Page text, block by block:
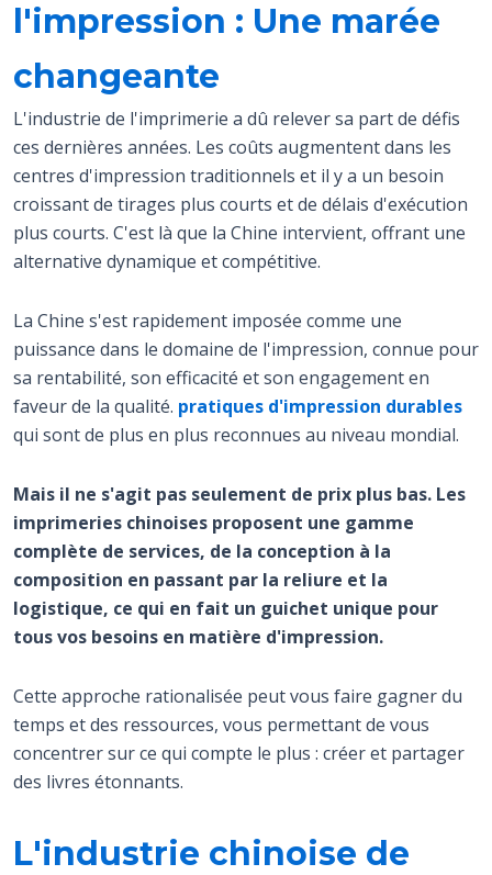
l'impression : Une marée
changeante
L'industrie de l'imprimerie a dû relever sa part de défis
ces dernières années. Les coûts augmentent dans les
centres d'impression traditionnels et il y a un besoin
croissant de tirages plus courts et de délais d'exécution
plus courts. C'est là que la Chine intervient, offrant une
alternative dynamique et compétitive.
La Chine s'est rapidement imposée comme une
puissance dans le domaine de l'impression, connue pour
sa rentabilité, son efficacité et son engagement en
faveur de la qualité. pratiques d'impression durables
qui sont de plus en plus reconnues au niveau mondial.
Mais il ne s'agit pas seulement de prix plus bas. Les
imprimeries chinoises proposent une gamme
complète de services, de la conception à la
composition en passant par la reliure et la
logistique, ce qui en fait un guichet unique pour
tous vos besoins en matière d'impression.
Cette approche rationalisée peut vous faire gagner du
temps et des ressources, vous permettant de vous
concentrer sur ce qui compte le plus : créer et partager
des livres étonnants.
L'industrie chinoise de